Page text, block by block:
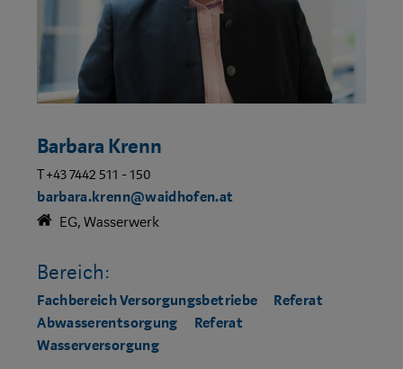
Barbara Krenn
T +43 7442 511 - 150
barbara.krenn@waidhofen.at
EG, Wasserwerk
Bereich:
Fachbereich Versorgungsbetriebe
Referat
Abwasserentsorgung
Referat
Wasserversorgung